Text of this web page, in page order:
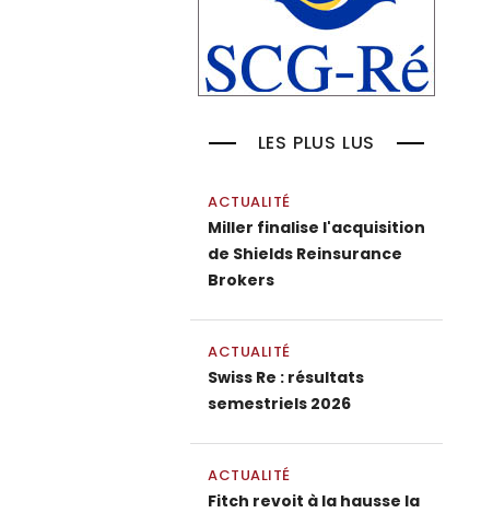
LES PLUS LUS
ACTUALITÉ
Miller finalise l'acquisition
de Shields Reinsurance
Brokers
ACTUALITÉ
Swiss Re : résultats
semestriels 2026
ACTUALITÉ
Fitch revoit à la hausse la